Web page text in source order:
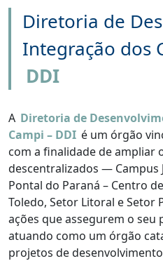
Diretoria de
Integração dos
DDI
A Diretoria de
Campi – DDI é um órgão
com a finalidade de ampliar
descentralizados — Campus
Pontal do Paraná – Centro
Toledo, Setor Litoral e
ações que assegurem o
atuando como um órgão
projetos de